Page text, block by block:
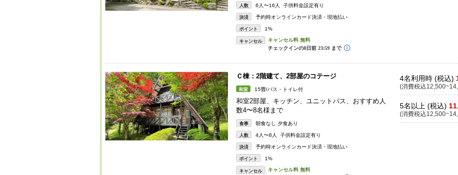
人数 6人〜16人 子供料金設定有り
決済 予約時オンラインカード決済・現地払い
ポイント 1%
キャンセル
Ｃ棟：2階建て、2部屋のコテージ
和室 15畳/バス・トイレ付
和室2部屋、キッチン、ユニットバス、おすすめ人
数4〜8名様まで
食事 朝食なし 夕食あり
人数 4人〜8人 子供料金設定有り
決済 予約時オンラインカード決済・現地払い
ポイント 1%
キャンセル
4名利用時 (税込)
(消費税込
5名以上 (税込)
(消費税込